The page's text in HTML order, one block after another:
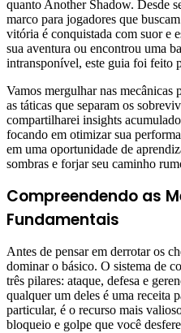
quanto Another Shadow. Desde
marco para jogadores que
vitória é conquistada com suor e
sua aventura ou encontrou uma
intransponível, este guia foi feito
Vamos mergulhar nas mecânicas
as táticas que separam os
compartilharei insights
focando em otimizar sua
em uma oportunidade de
sombras e forjar seu caminho
Compreendendo as
Fundamentais
Antes de pensar em derrotar os
dominar o básico. O sistema de
três pilares: ataque, defesa e
qualquer um deles é uma receita
particular, é o recurso mais
bloqueio e golpe que você